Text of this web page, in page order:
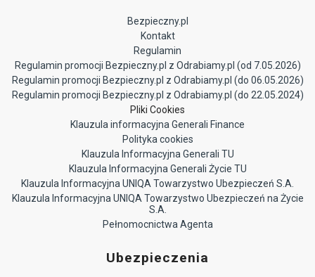
Bezpieczny.pl
Kontakt
Regulamin
Regulamin promocji Bezpieczny.pl z Odrabiamy.pl (od 7.05.2026)
Regulamin promocji Bezpieczny.pl z Odrabiamy.pl (do 06.05.2026)
Regulamin promocji Bezpieczny.pl z Odrabiamy.pl (do 22.05.2024)
Pliki Cookies
Klauzula informacyjna Generali Finance
Polityka cookies
Klauzula Informacyjna Generali TU
Klauzula Informacyjna Generali Życie TU
Klauzula Informacyjna UNIQA Towarzystwo Ubezpieczeń S.A.
Klauzula Informacyjna UNIQA Towarzystwo Ubezpieczeń na Życie
S.A.
Pełnomocnictwa Agenta
Ubezpieczenia